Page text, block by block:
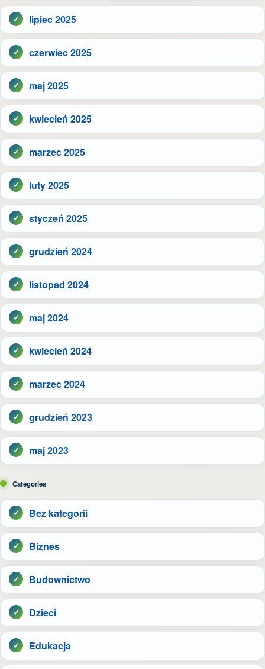
lipiec 2025
czerwiec 2025
maj 2025
kwiecień 2025
marzec 2025
luty 2025
styczeń 2025
grudzień 2024
listopad 2024
maj 2024
kwiecień 2024
marzec 2024
grudzień 2023
maj 2023
Categories
Bez kategorii
Biznes
Budownictwo
Dzieci
Edukacja